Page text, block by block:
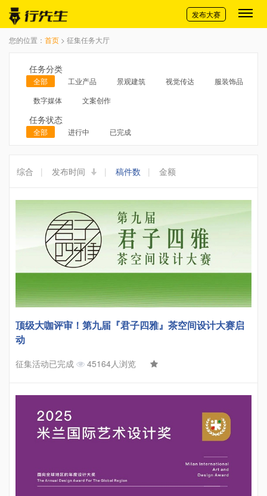
切换导航
发布大赛
您的位置： 首页 > 征集任务大厅
任务分类
全部 工业产品 景观建筑 视觉传达
服装饰品
数字媒体
文案创作
任务状态
全部 进行中 已完成
综合 | 发布时间 | 稿件数 | 金额
顶级大咖评审！第九届『君子四雅』茶空间设计大赛启
动
征集活动已完成 45164人浏览